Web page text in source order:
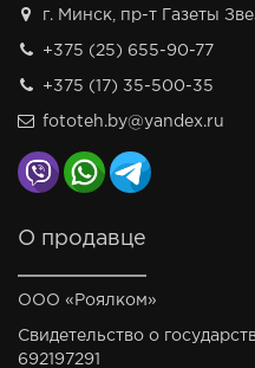
г. Минск, пр-т Газеты
+375 (25) 655-90-77
+375 (17) 35-500-35
fototeh.by@yandex.ru
О продавце
ООО «Роялком»
Свидетельство о
692197291